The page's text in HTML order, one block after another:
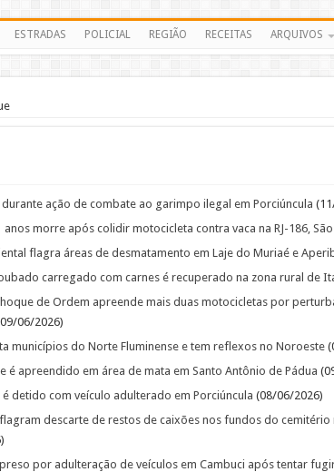
ESTRADAS POLICIAL REGIÃO RECEITAS ARQUIVOS
ação de combate ao garimpo ilegal em Porciúncula
anos morre após colidir motocicleta contra vaca na RJ-186, São
flagra áreas de desmatamento em Laje do Muriaé e
carregado com carnes é recuperado na zona rural de
de Ordem apreende mais duas motocicletas por
06/2026)
municípios do Norte Fluminense e tem reflexos no Noroeste
é apreendido em área de mata em Santo Antônio de Pádua
detido com veículo adulterado em Porciúncula (08/06/2026)
descarte de restos de caixões nos fundos do cemitério
por adulteração de veículos em Cambuci após tentar